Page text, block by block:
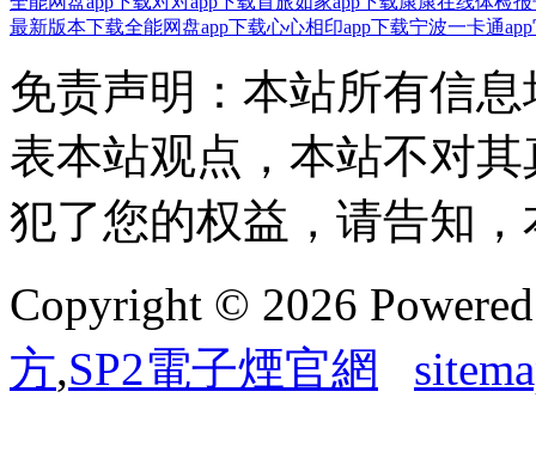
最新版本下载全能网盘app下载心心相印app下载宁波一卡通
免责声明：本站所有信
表本站观点，本站不对
犯了您的权益，请告知
Copyright © 2026
方,SP2電子煙官網